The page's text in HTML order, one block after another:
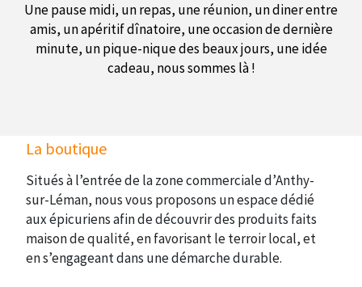
Une pause midi, un repas, une réunion, un diner entre
amis, un apéritif dînatoire, une occasion de dernière
minute, un pique-nique des beaux jours, une idée
cadeau, nous sommes là !
La boutique
Situés à l’entrée de la zone commerciale d’Anthy-
sur-Léman, nous vous proposons un espace dédié
aux épicuriens afin de découvrir des produits faits
maison de qualité, en favorisant le terroir local, et
en s’engageant dans une démarche durable.